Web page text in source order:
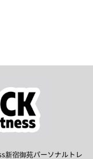
新宿御苑パーソナルトレ